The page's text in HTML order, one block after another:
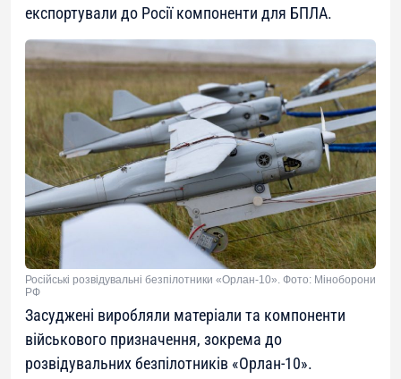
експортували до Росії компоненти для БПЛА.
Російські розвідувальні безпілотники «Орлан-10». Фото: Міноборони
РФ
Засуджені виробляли матеріали та компоненти
військового призначення, зокрема до
розвідувальних безпілотників «Орлан-10».